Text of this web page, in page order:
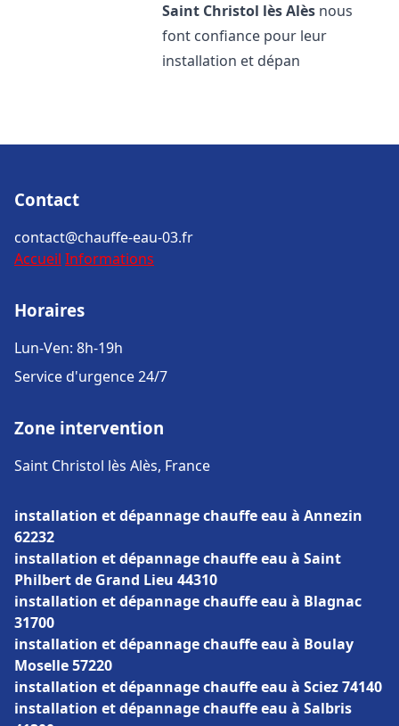
Saint Christol lès Alès nous
font confiance pour leur
installation et dépan
Contact
contact@chauffe-eau-03.fr
Accueil Informations
Horaires
Lun-Ven: 8h-19h
Service d'urgence 24/7
Zone intervention
Saint Christol lès Alès, France
installation et dépannage chauffe eau à Annezin
62232
installation et dépannage chauffe eau à Saint
Philbert de Grand Lieu 44310
installation et dépannage chauffe eau à Blagnac
31700
installation et dépannage chauffe eau à Boulay
Moselle 57220
installation et dépannage chauffe eau à Sciez 74140
installation et dépannage chauffe eau à Salbris